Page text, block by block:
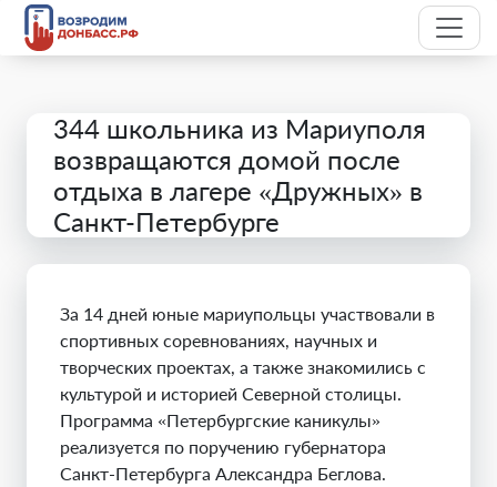
344 школьника из Мариуполя
возвращаются домой после
отдыха в лагере «Дружных» в
Санкт-Петербурге
За 14 дней юные мариупольцы участвовали в
спортивных соревнованиях, научных и
творческих проектах, а также знакомились с
культурой и историей Северной столицы.
Программа «Петербургские каникулы»
реализуется по поручению губернатора
Санкт-Петербурга Александра Беглова.